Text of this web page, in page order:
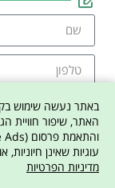
אני מסכים
עוגיות שאינן
מדיניות הפרטיות